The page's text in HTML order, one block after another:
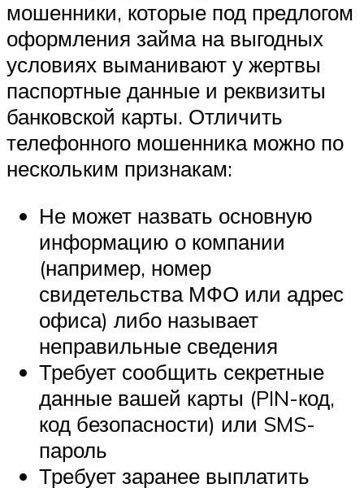
мошенники, которые под предлогом
оформления займа на выгодных
условиях выманивают у жертвы
паспортные данные и реквизиты
банковской карты. Отличить
телефонного мошенника можно по
нескольким признакам:
Не может назвать основную
информацию о компании
(например, номер
свидетельства МФО или адрес
офиса) либо называет
неправильные сведения
Требует сообщить секретные
данные вашей карты (PIN-код,
код безопасности) или SMS-
пароль
Требует заранее выплатить